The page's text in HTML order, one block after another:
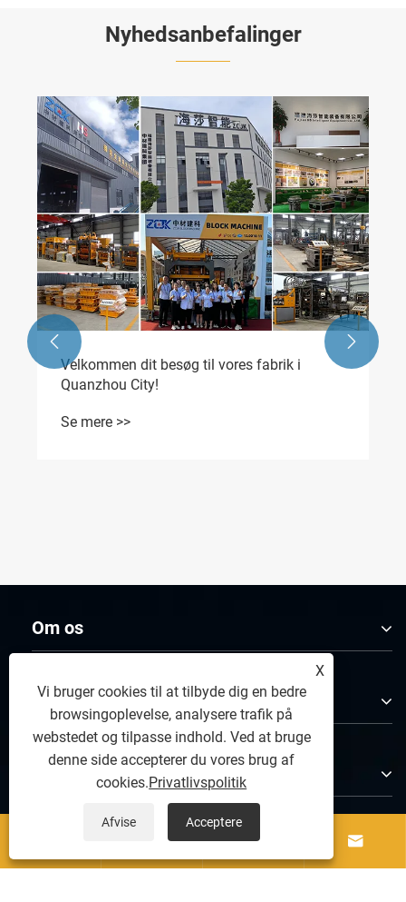
Nyhedsanbefalinger
Velkommen dit besøg til vores fabrik i
Quanzhou City!
Se mere >>
 
Om os
Produkter
 
X
Vi bruger cookies til at tilbyde dig en bedre
browsingoplevelse, analysere trafik på
webstedet og tilpasse indhold. Ved at bruge
denne side accepterer du vores brug af
cookies.Privatlivspolitik
Afvise Acceptere